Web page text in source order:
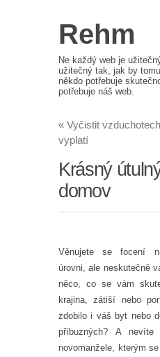
Rehm
Ne každý web je
užitečný tak, jak by
někdo potřebuje
potřebuje náš web.
« Vyčistit
vyplatí
Krásný
domov
Věnujete se focení
úrovni, ale neskutečně
něco, co se vám
krajina, zátiší nebo
zdobilo i váš byt nebo
příbuzných? A
novomanžele, kterým